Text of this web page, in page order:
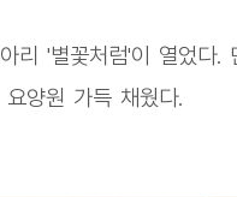
리 '별꽃처럼'이 열었다
양원 가득 채웠다.